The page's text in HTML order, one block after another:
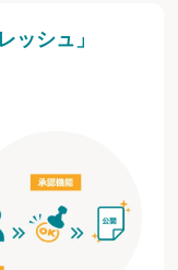
ッシュ」